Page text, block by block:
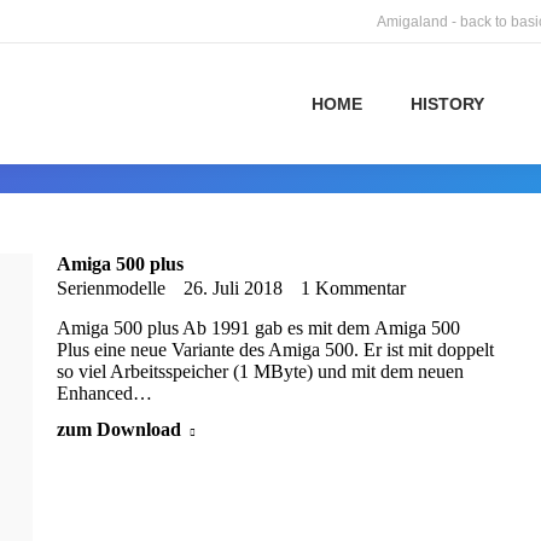
Amigaland - back to
HOME HISTORY
Amiga 500 plus
Serienmodelle
26. Juli 2018
1 Kommentar
Amiga 500 plus Ab 1991 gab es mit dem Amiga 500
Plus eine neue Variante des Amiga 500. Er ist mit doppelt
so viel Arbeitsspeicher (1 MByte) und mit dem neuen
Enhanced…
zum Download